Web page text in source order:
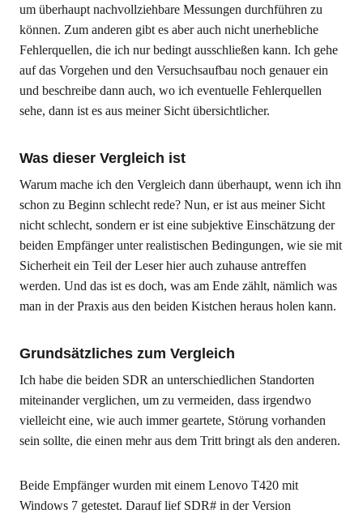
um überhaupt nachvollziehbare Messungen durchführen zu
können. Zum anderen gibt es aber auch nicht unerhebliche
Fehlerquellen, die ich nur bedingt ausschließen kann. Ich gehe
auf das Vorgehen und den Versuchsaufbau noch genauer ein
und beschreibe dann auch, wo ich eventuelle Fehlerquellen
sehe, dann ist es aus meiner Sicht übersichtlicher.
Was dieser Vergleich ist
Warum mache ich den Vergleich dann überhaupt, wenn ich ihn
schon zu Beginn schlecht rede? Nun, er ist aus meiner Sicht
nicht schlecht, sondern er ist eine subjektive Einschätzung der
beiden Empfänger unter realistischen Bedingungen, wie sie mit
Sicherheit ein Teil der Leser hier auch zuhause antreffen
werden. Und das ist es doch, was am Ende zählt, nämlich was
man in der Praxis aus den beiden Kistchen heraus holen kann.
Grundsätzliches zum Vergleich
Ich habe die beiden SDR an unterschiedlichen Standorten
miteinander verglichen, um zu vermeiden, dass irgendwo
vielleicht eine, wie auch immer geartete, Störung vorhanden
sein sollte, die einen mehr aus dem Tritt bringt als den anderen.
Beide Empfänger wurden mit einem Lenovo T420 mit
Windows 7 getestet. Darauf lief SDR# in der Version